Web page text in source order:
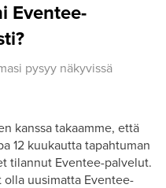
Eventee-
pysyy näkyvissä
kanssa takaamme, että
12 kuukautta tapahtuman
tilannut Eventee-palvelut.
uusimatta Eventee-